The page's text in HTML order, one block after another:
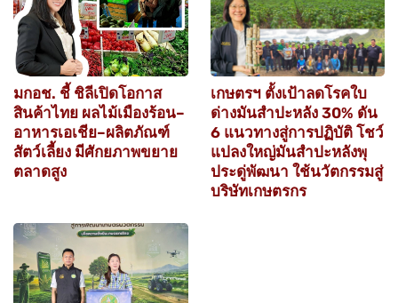
มกอช. ชี้ ชิลีเปิดโอกาส
สินค้าไทย ผลไม้เมืองร้อน–
อาหารเอเชีย–ผลิตภัณฑ์
สัตว์เลี้ยง มีศักยภาพขยาย
ตลาดสูง
เกษตรฯ ตั้งเป้าลดโรคใบ
ด่างมันสำปะหลัง 30% ดัน
6 แนวทางสู่การปฏิบัติ โชว์
แปลงใหญ่มันสำปะหลังพุ
ประดู่พัฒนา ใช้นวัตกรรมสู่
บริษัทเกษตรกร